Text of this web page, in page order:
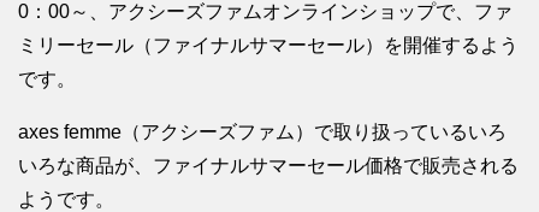
0：00～、アクシーズファムオンラインショップで、ファ
ミリーセール（ファイナルサマーセール）を開催するよう
です。
axes femme（アクシーズファム）で取り扱っているいろ
いろな商品が、ファイナルサマーセール価格で販売される
ようです。